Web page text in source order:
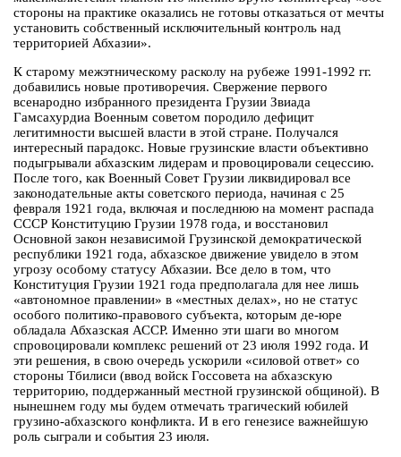
стороны на практике оказались не готовы отказаться от мечты
установить собственный исключительный контроль над
территорией Абхазии».
К старому межэтническому расколу на рубеже 1991-1992 гг.
добавились новые противоречия. Свержение первого
всенародно избранного президента Грузии Звиада
Гамсахурдиа Военным советом породило дефицит
легитимности высшей власти в этой стране. Получался
интересный парадокс. Новые грузинские власти объективно
подыгрывали абхазским лидерам и провоцировали сецессию.
После того, как Военный Совет Грузии ликвидировал все
законодательные акты советского периода, начиная с 25
февраля 1921 года, включая и последнюю на момент распада
СССР Конституцию Грузии 1978 года, и восстановил
Основной закон независимой Грузинской демократической
республики 1921 года, абхазское движение увидело в этом
угрозу особому статусу Абхазии. Все дело в том, что
Конституция Грузии 1921 года предполагала для нее лишь
«автономное правлении» в «местных делах», но не статус
особого политико-правового субъекта, которым де-юре
обладала Абхазская АССР. Именно эти шаги во многом
спровоцировали комплекс решений от 23 июля 1992 года. И
эти решения, в свою очередь ускорили «силовой ответ» со
стороны Тбилиси (ввод войск Госсовета на абхазскую
территорию, поддержанный местной грузинской общиной). В
нынешнем году мы будем отмечать трагический юбилей
грузино-абхазского конфликта. И в его генезисе важнейшую
роль сыграли и события 23 июля.